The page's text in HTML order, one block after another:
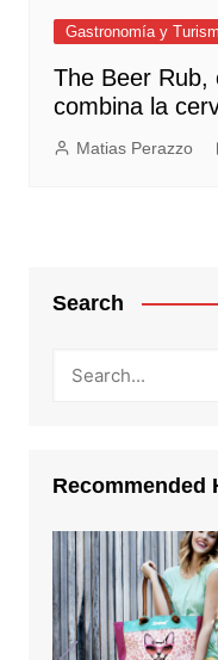
Gastronomía y
The Beer Rub,
combina la
Matias Perazzo
Search
Recommended